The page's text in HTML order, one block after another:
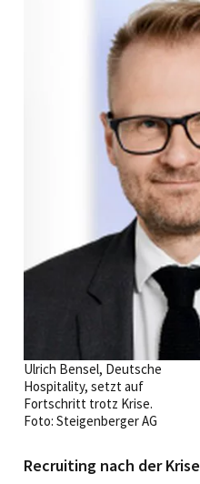
Ulrich Bensel, Deutsche
Hospitality, setzt auf
Fortschritt trotz Krise.
Foto: Steigenberger AG
Recruiting nach der Krise